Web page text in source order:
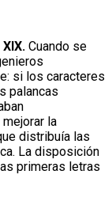
Cuando se
si los caracteres
palancas
la
distribuía las
La disposición
primeras letras